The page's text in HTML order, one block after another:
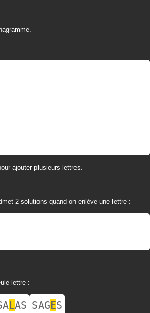
ajouter plusieurs lettres.
2 solutions quand on enlève une lettre :
lettre :
LAS SAGES